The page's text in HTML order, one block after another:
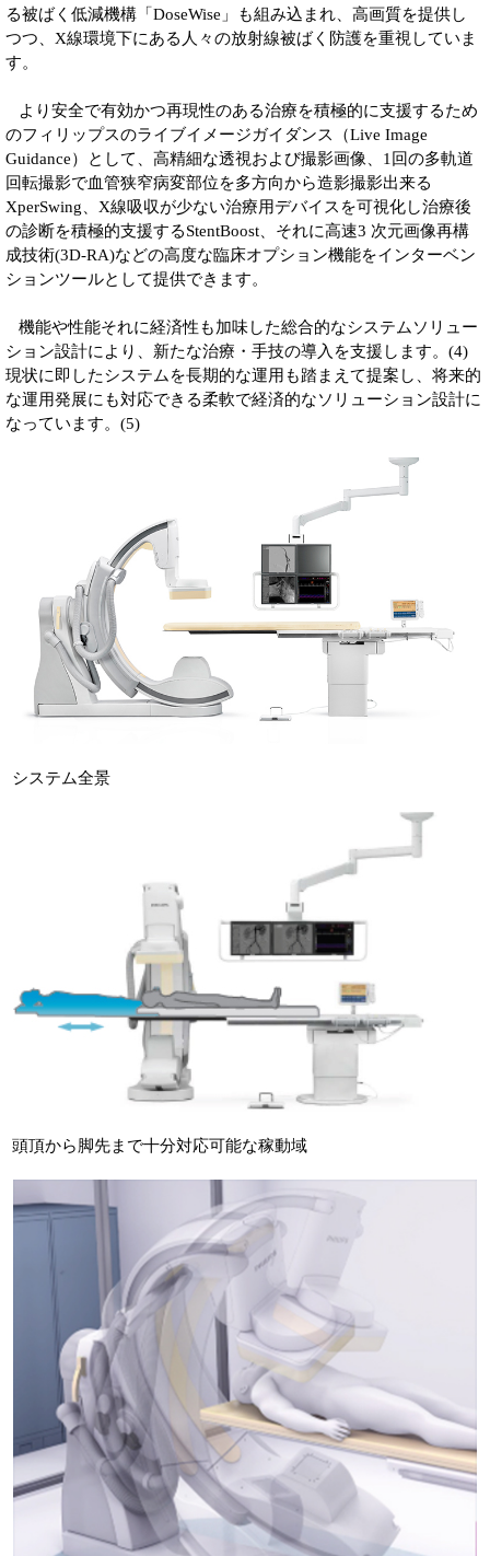
る被ばく低減機構「DoseWise」も組み込まれ、高画質を提供し
つつ、X線環境下にある人々の放射線被ばく防護を重視していま
す。
より安全で有効かつ再現性のある治療を積極的に支援するため
のフィリップスのライブイメージガイダンス（Live Image
Guidance）として、高精細な透視および撮影画像、1回の多軌道
回転撮影で血管狭窄病変部位を多方向から造影撮影出来る
XperSwing、X線吸収が少ない治療用デバイスを可視化し治療後
の診断を積極的支援するStentBoost、それに高速3 次元画像再構
成技術(3D-RA)などの高度な臨床オプション機能をインターベン
ションツールとして提供できます。
機能や性能それに経済性も加味した総合的なシステムソリュー
ション設計により、新たな治療・手技の導入を支援します。(4)
現状に即したシステムを長期的な運用も踏まえて提案し、将来的
な運用発展にも対応できる柔軟で経済的なソリューション設計に
なっています。(5)
システム全景
頭頂から脚先まで十分対応可能な稼動域